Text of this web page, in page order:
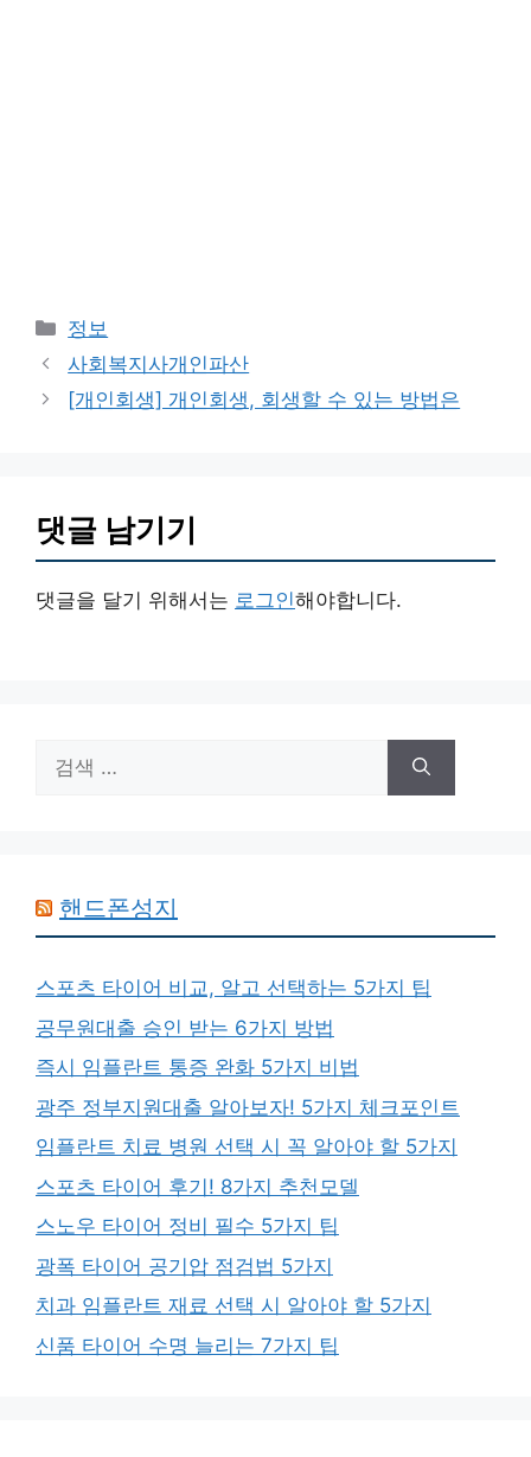
카
테
고
리
정보
사회복지사개인파산
[개인회생] 개인회생, 회생할 수 있는 방법은
댓글 남기기
댓글을 달기 위해서는 로그인해야합니다.
색:
핸드폰성지
스포츠 타이어 비교, 알고 선택하는 5가지 팁
공무원대출 승인 받는 6가지 방법
즉시 임플란트 통증 완화 5가지 비법
광주 정부지원대출 알아보자! 5가지 체크포인트
임플란트 치료 병원 선택 시 꼭 알아야 할 5가지
스포츠 타이어 후기! 8가지 추천모델
스노우 타이어 정비 필수 5가지 팁
광폭 타이어 공기압 점검법 5가지
치과 임플란트 재료 선택 시 알아야 할 5가지
신품 타이어 수명 늘리는 7가지 팁